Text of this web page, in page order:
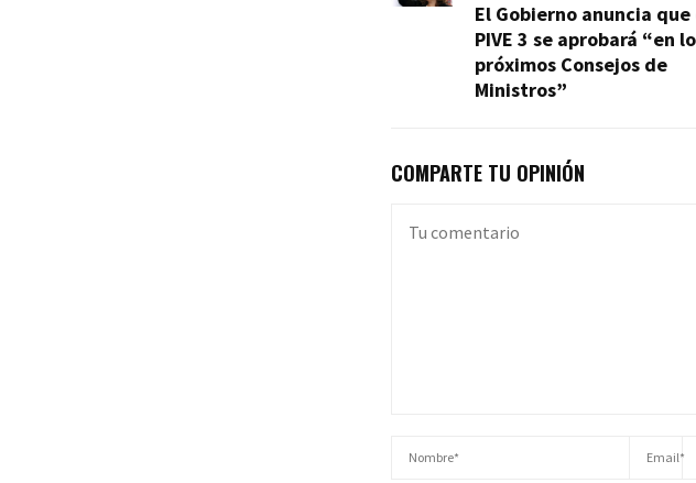
El Gobierno anuncia que
PIVE 3 se aprobará “en
próximos Consejos de
Ministros”
COMPARTE TU OPINIÓN